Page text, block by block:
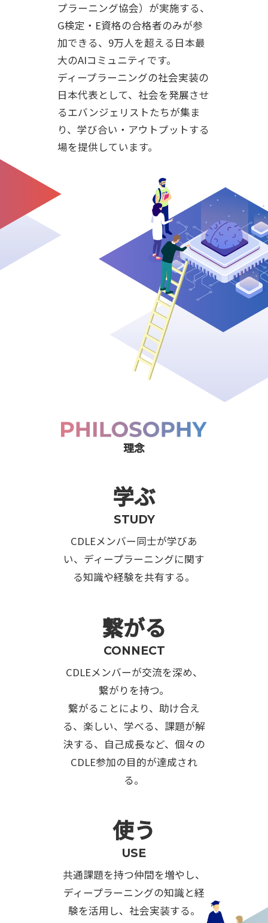
プラーニング協会）が実施する、
G検定・E資格の合格者のみが参
加できる、9万人を超える日本最
大のAIコミュニティです。
ディープラーニングの社会実装の
日本代表として、社会を発展させ
るエバンジェリストたちが集ま
り、学び合い・アウトプットする
場を提供しています。
理念
学ぶ
STUDY
CDLEメンバー同士が学びあ
い、ディープラーニングに関す
る知識や経験を共有する。
繋がる
CONNECT
CDLEメンバーが交流を深め、
繋がりを持つ。
繋がることにより、助け合え
る、楽しい、学べる、課題が解
決する、自己成長など、個々の
CDLE参加の目的が達成され
る。
使う
USE
共通課題を持つ仲間を増やし、
ディープラーニングの知識と経
験を活用し、社会実装する。